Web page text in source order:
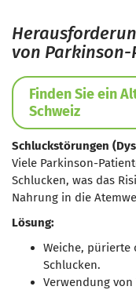
von
Finden Sie ein
Schweiz
Schluckstörungen
Viele Parkinson-
Schlucken, was das
Nahrung in die
Lösung:
Weiche, pürierte
Schlucken.
Verwendung